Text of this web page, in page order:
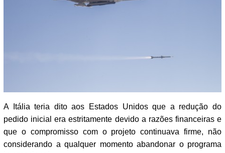
A Itália teria dito aos Estados Unidos que a redução do
pedido inicial era estritamente devido a razões financeiras e
que o compromisso com o projeto continuava firme, não
considerando a qualquer momento abandonar o programa